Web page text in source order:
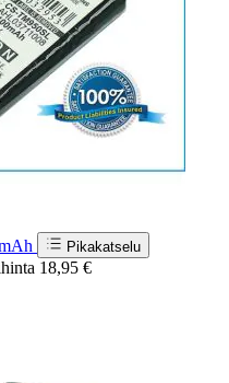
Pikakatselu
18,95 €